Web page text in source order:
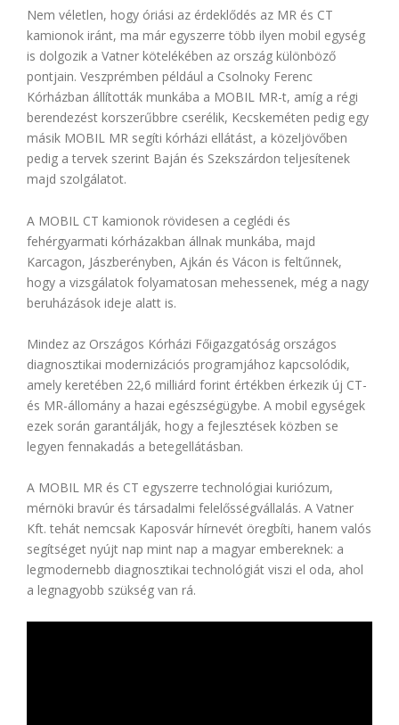
Nem véletlen, hogy óriási az érdeklődés az MR és CT
kamionok iránt, ma már egyszerre több ilyen mobil egység
is dolgozik a Vatner kötelékében az ország különböző
pontjain. Veszprémben például a Csolnoky Ferenc
Kórházban állították munkába a MOBIL MR-t, amíg a régi
berendezést korszerűbbre cserélik, Kecskeméten pedig egy
másik MOBIL MR segíti kórházi ellátást, a közeljövőben
pedig a tervek szerint Baján és Szekszárdon teljesítenek
majd szolgálatot.
A MOBIL CT kamionok rövidesen a ceglédi és
fehérgyarmati kórházakban állnak munkába, majd
Karcagon, Jászberényben, Ajkán és Vácon is feltűnnek,
hogy a vizsgálatok folyamatosan mehessenek, még a nagy
beruházások ideje alatt is.
Mindez az Országos Kórházi Főigazgatóság országos
diagnosztikai modernizációs programjához kapcsolódik,
amely keretében 22,6 milliárd forint értékben érkezik új CT-
és MR-állomány a hazai egészségügybe. A mobil egységek
ezek során garantálják, hogy a fejlesztések közben se
legyen fennakadás a betegellátásban.
A MOBIL MR és CT egyszerre technológiai kuriózum,
mérnöki bravúr és társadalmi felelősségvállalás. A Vatner
Kft. tehát nemcsak Kaposvár hírnevét öregbíti, hanem valós
segítséget nyújt nap mint nap a magyar embereknek: a
legmodernebb diagnosztikai technológiát viszi el oda, ahol
a legnagyobb szükség van rá.